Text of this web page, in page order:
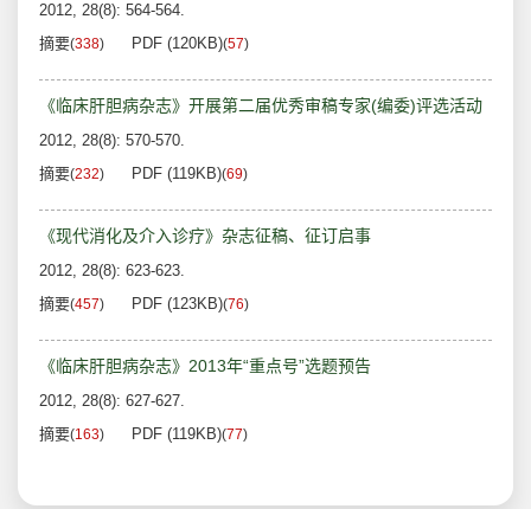
2012, 28(8): 564-564.
摘要(338) PDF (120KB)(57)
《临床肝胆病杂志》开展第二届优秀审稿专家(编委)评选活动
2012, 28(8): 570-570.
摘要(232) PDF (119KB)(69)
《现代消化及介入诊疗》杂志征稿、征订启事
2012, 28(8): 623-623.
摘要(457) PDF (123KB)(76)
《临床肝胆病杂志》2013年“重点号”选题预告
2012, 28(8): 627-627.
摘要(163) PDF (119KB)(77)